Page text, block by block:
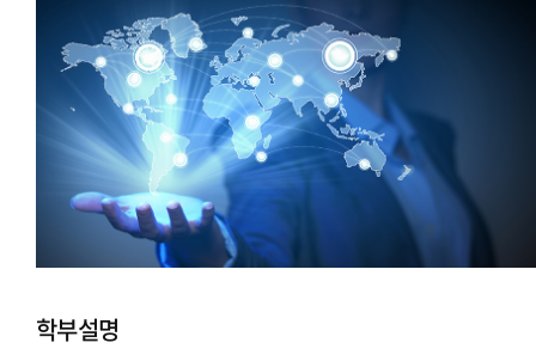
학부설명